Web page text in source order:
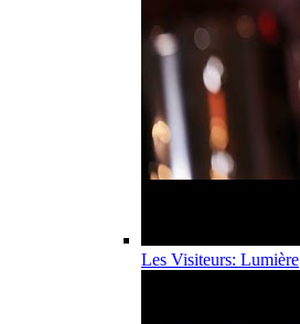
Les Visiteurs: Lumière